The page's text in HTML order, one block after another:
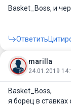
Basket_Boss, и
Ответить
marilla
24.01.2019
Basket_Boss,
я борец в